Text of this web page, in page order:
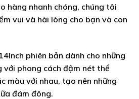
hàng nhanh chóng, chúng tôi
vui và hài lòng cho bạn và con
phiên bản dành cho những
với phong cách đậm nét thể
màu với nhau, tạo nên những
đám đông.